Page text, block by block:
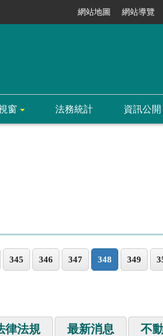
網站地圖 網站導覽
窗 法務統計 資訊公開
345 346 347 348 349
律法規 最新消息 不